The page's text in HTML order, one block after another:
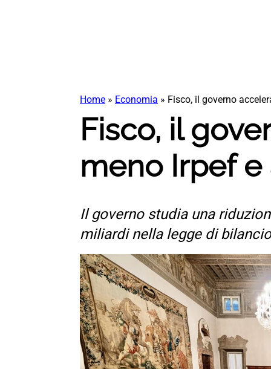
Home » Economia » Fisco, il governo
Fisco, il
meno Irpef
Il governo studia una
miliardi nella legge di bilancio